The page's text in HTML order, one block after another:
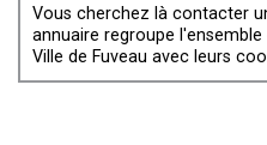
Vous cherchez là contacter
annuaire regroupe
Ville de Fuveau avec leurs